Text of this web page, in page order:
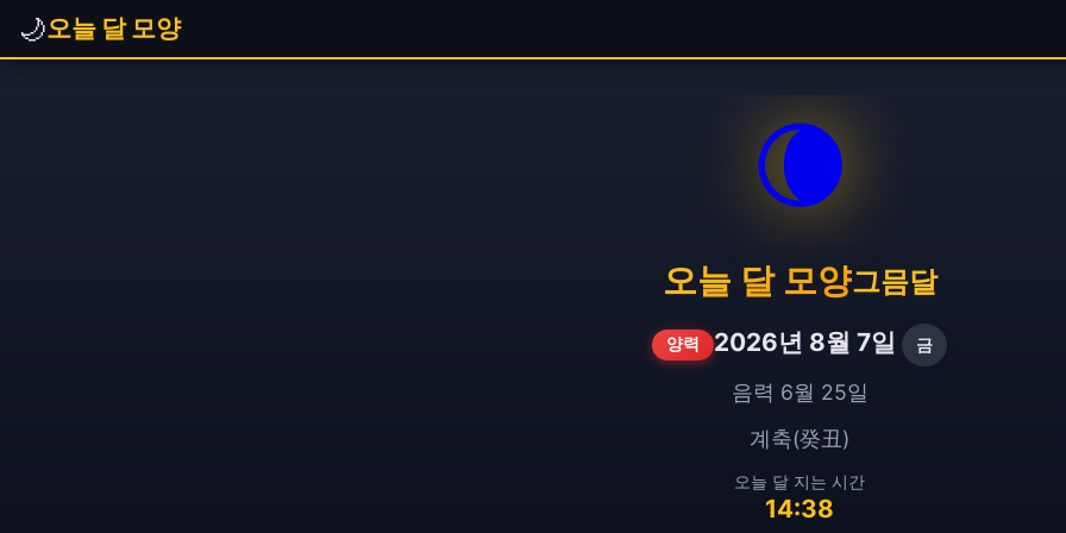
🌙오늘 달 모양
🌘
오늘 달 모양그믐달
양력 2026년 8월 7일 금
음력 6월 25일
계축(癸丑)
오늘 달 지는 시간
14:38